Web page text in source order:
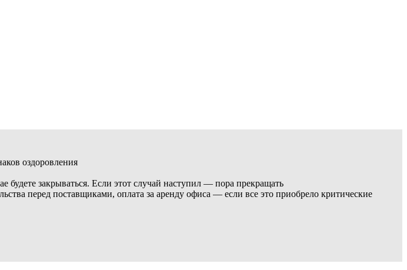
оздоровления
будете закрываться. Если этот случай наступил — пора прекращать
перед поставщиками, оплата за аренду офиса — если все это приобрело критические